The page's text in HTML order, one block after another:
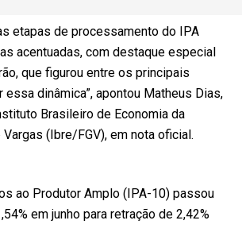
etapas de processamento do IPA
acentuadas, com destaque especial
que figurou entre os principais
dinâmica”, apontou Matheus Dias,
Brasileiro de Economia da
Vargas (Ibre/FGV), em nota oficial.
ao Produtor Amplo (IPA-10) passou
em junho para retração de 2,42%